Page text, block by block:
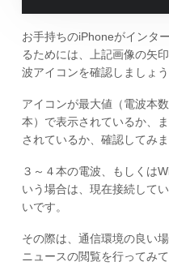
お手持ちのiPhoneがインタ
るためには、上記画像の矢
波アイコンを確認しましょう
アイコンが最大値（電波本
本）で表示されているか、
されているか、確認してみま
３～４本の電波、もしくは
いう場合は、現在接続して
いです。
その際は、通信環境の良い
ニュースの閲覧を行ってみて